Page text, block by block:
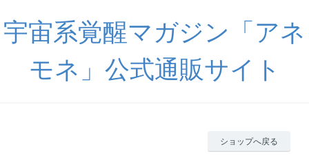
宇宙系覚醒マガジン「アネ
モネ」公式通販サイト
ショップへ戻る